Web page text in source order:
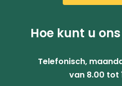
Hoe kunt u
Telefonisch,
van 8.00 tot